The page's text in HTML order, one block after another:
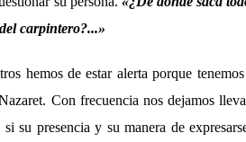
carpintero?...»
hemos de estar alerta porque
Con frecuencia nos dejamos
su presencia y su manera de